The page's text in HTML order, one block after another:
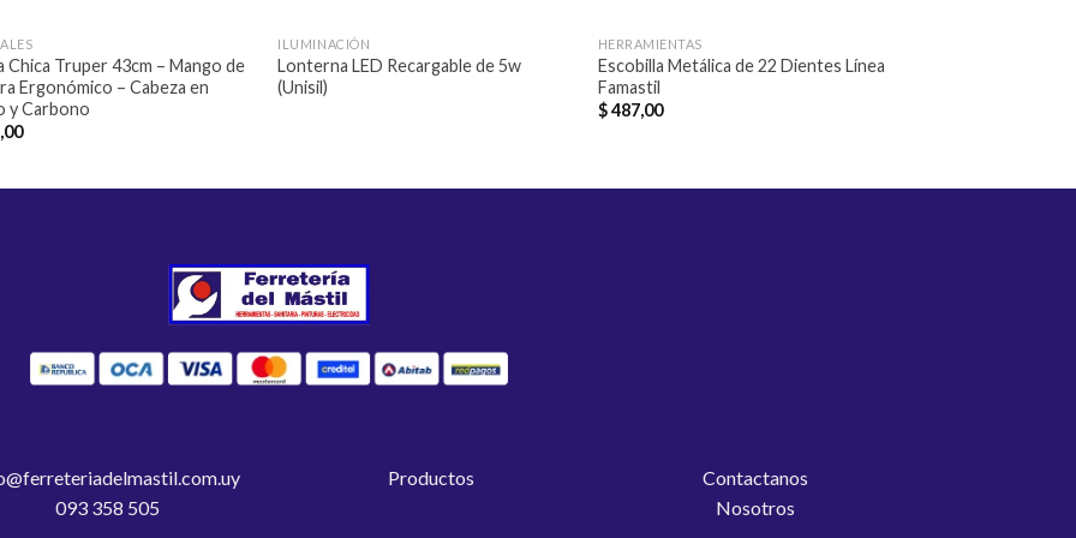
Chica Truper 43cm – Mango de
Ergonómico – Cabeza en
y Carbono
ILUMINACIÓN
Lonterna LED Recargable de 5w
(Unisil)
HERRAMIENTAS
Escobilla Metálica de 22 Dientes Línea
Famastil
$487,00
093 358 505
Productos
Contactanos
Nosotros